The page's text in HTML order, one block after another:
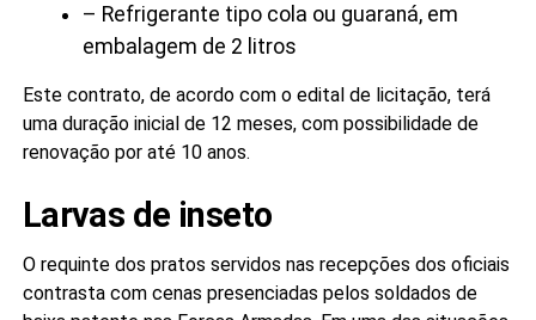
– Refrigerante tipo cola ou guaraná, em
embalagem de 2 litros
Este contrato, de acordo com o edital de licitação, terá
uma duração inicial de 12 meses, com possibilidade de
renovação por até 10 anos.
Larvas de inseto
O requinte dos pratos servidos nas recepções dos oficiais
contrasta com cenas presenciadas pelos soldados de